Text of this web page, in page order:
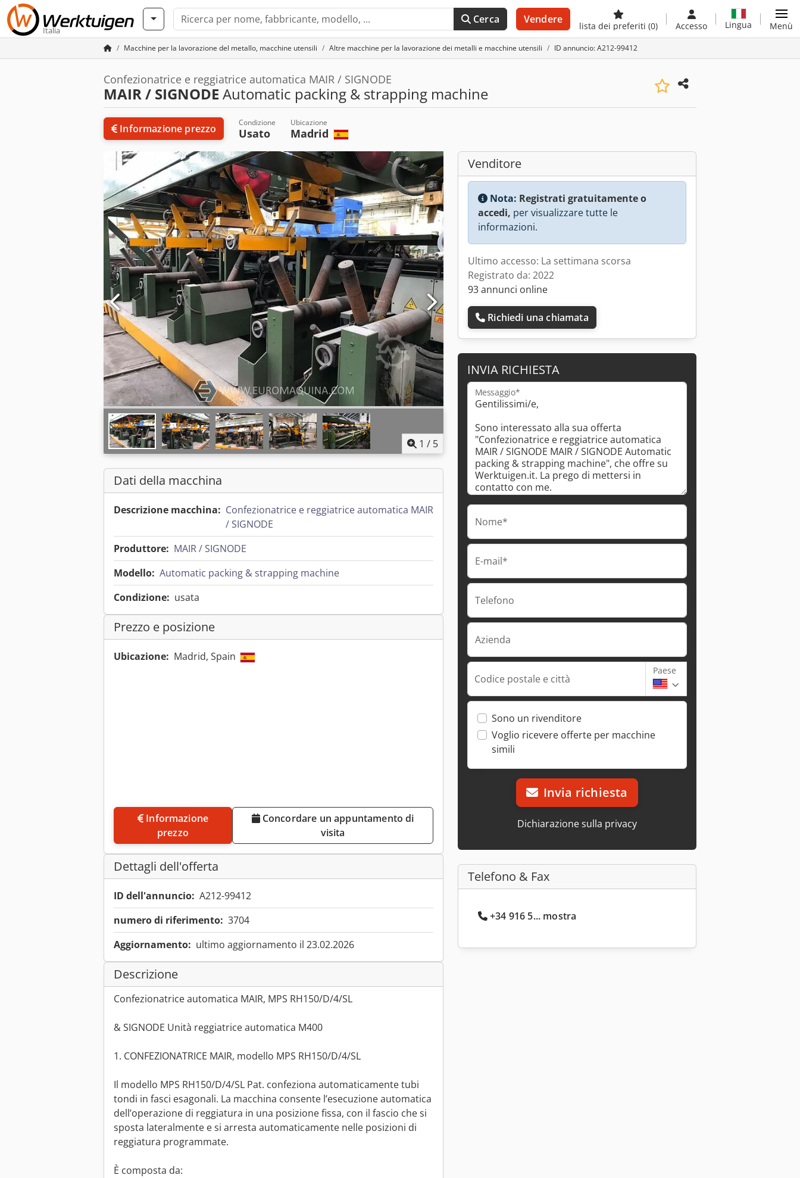
Italia
Cerca Vendere
lista dei preferiti (0) Accesso Lingua Menù
Macchine per la lavorazione del metallo, macchine utensili Altre macchine per la lavorazione dei metalli e macchine utensili ID annuncio: A212-99412
Confezionatrice e reggiatrice automatica MAIR / SIGNODE
MAIR / SIGNODE Automatic packing & strapping machine
Informazione prezzo Condizione
Usato
Ubicazione
Madrid
1 / 5
Dati della macchina
Descrizione macchina: Confezionatrice e reggiatrice automatica MAIR
/ SIGNODE
Produttore: MAIR / SIGNODE
Modello: Automatic packing & strapping machine
Condizione: usata
Prezzo e posizione
Ubicazione: Madrid, Spain
prezzo
Concordare un appuntamento di
visita
Dettagli dell'offerta
ID dell'annuncio: A212-99412
numero di riferimento: 3704
Aggiornamento: ultimo aggiornamento il 23.02.2026
Descrizione
Confezionatrice automatica MAIR, MPS RH150/D/4/SL
& SIGNODE Unità reggiatrice automatica M400
1. CONFEZIONATRICE MAIR, modello MPS RH150/D/4/SL
Il modello MPS RH150/D/4/SL Pat. confeziona automaticamente tubi
tondi in fasci esagonali. La macchina consente l’esecuzione automatica
dell’operazione di reggiatura in una posizione fissa, con il fascio che si
sposta lateralmente e si arresta automaticamente nelle posizioni di
reggiatura programmate.
È composta da:
Venditore
Nota: Registrati gratuitamente o
accedi, per visualizzare tutte le
informazioni.
Ultimo accesso: La settimana scorsa
Registrato da: 2022
93 annunci online
Richiedi una chiamata
INVIA RICHIESTA
Messaggio*
Nome*
E-mail*
Telefono
Azienda
Codice postale e città
Paese
Sono un rivenditore
Voglio ricevere offerte per macchine
simili
Invia richiesta
Dichiarazione sulla privacy
Telefono & Fax
+34 916 5... mostra